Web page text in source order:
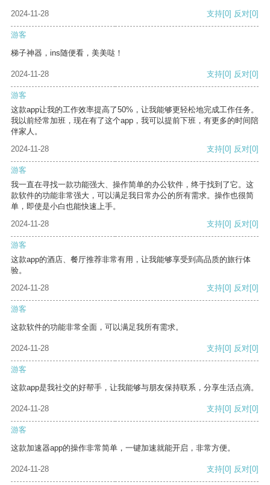
2024-11-28 支持[0] 反对[0]
游客
梯子神器，ins随便看，美美哒！
2024-11-28 支持[0] 反对[0]
游客
这款app让我的工作效率提高了50%，让我能够更轻松地完成工作任务。
我以前经常加班，现在有了这个app，我可以提前下班，有更多的时间陪
伴家人。
2024-11-28
支持[0] 反对[0]
游客
我一直在寻找一款功能强大、操作简单的办公软件，终于找到了它。这
款软件的功能非常强大，可以满足我日常办公的所有需求。操作也很简
单，即使是小白也能快速上手。
2024-11-28
支持[0] 反对[0]
游客
这款app的酒店、餐厅推荐非常有用，让我能够享受到高品质的旅行体
验。
2024-11-28
支持[0] 反对[0]
游客
这款软件的功能非常全面，可以满足我所有需求。
2024-11-28 支持[0] 反对[0]
游客
这款app是我社交的好帮手，让我能够与朋友保持联系，分享生活点滴。
2024-11-28 支持[0] 反对[0]
游客
这款加速器app的操作非常简单，一键加速就能开启，非常方便。
2024-11-28 支持[0] 反对[0]